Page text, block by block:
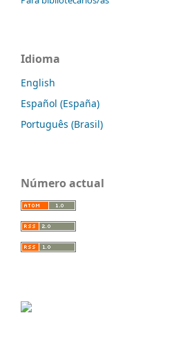
Idioma
English
Español (España)
Português (Brasil)
Número actual